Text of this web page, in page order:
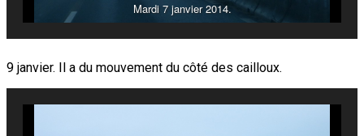
Mardi 7 janvier 2014.
9 janvier. Il a du mouvement du côté des cailloux.